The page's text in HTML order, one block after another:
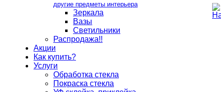
другие предметы интерьера
Зеркала
Вазы
Светильники
Распродажа!!
Акции
Как купить?
Услуги
Обработка стекла
Покраска стекла